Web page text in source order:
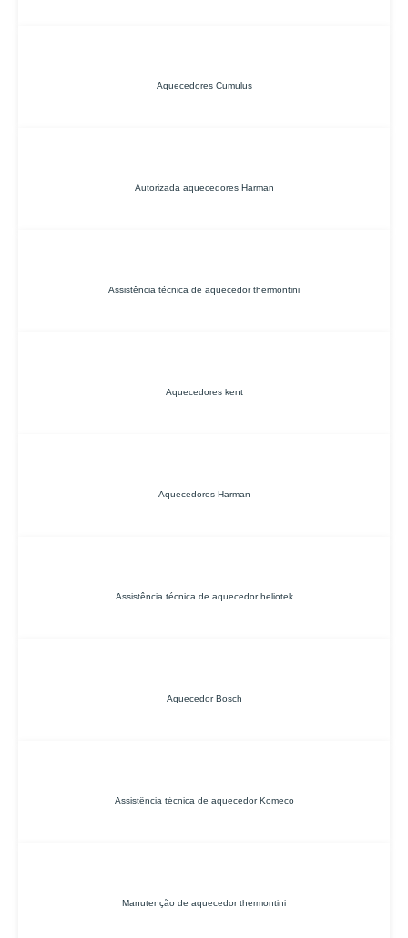
Aquecedores Cumulus
Autorizada aquecedores Harman
Assistência técnica de aquecedor thermontini
Aquecedores kent
Aquecedores Harman
Assistência técnica de aquecedor heliotek
Aquecedor Bosch
Assistência técnica de aquecedor Komeco
Manutenção de aquecedor thermontini